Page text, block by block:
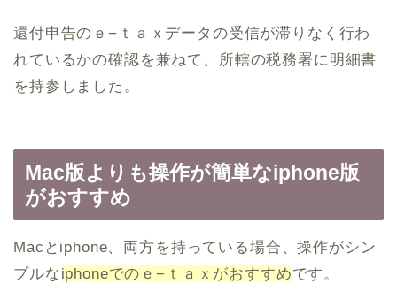
還付申告のｅ−ｔａｘデータの受信が滞りなく行わ
れているかの確認を兼ねて、所轄の税務署に明細書
を持参しました。
Mac版よりも操作が簡単なiphone版
がおすすめ
Macとiphone、両方を持っている場合、操作がシン
プルなiphoneでのｅ−ｔａｘがおすすめです。